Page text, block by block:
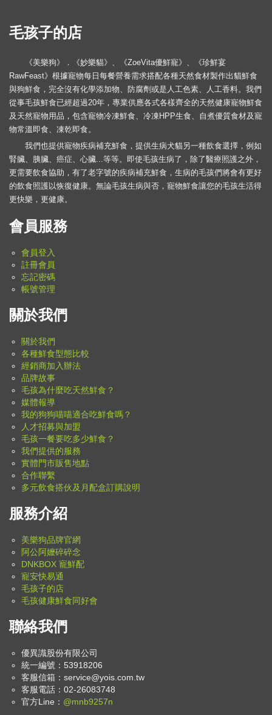
毛孩子的店
《美樂狗》．《妙樂貓》、《ZoeVita優鮮寵》、《珍鮮宴
RawFeast》根據寵物每日每餐營養需求搭配各種天然食材製作出貓鮮食
與狗鮮食，完全沒有化學添加物、防腐劑或是人工色素、人工香料。我們
從事毛孩鮮食已經超過20年，專業供應各式各樣齊全的天然健康寵物鮮食
及天然寵物用品，包含寵物冷凍鮮食、冷凍HPP生食、自煮優質食材及寵
物常溫即食、凍乾即食。
我們也提供寵物疾病補充鮮食，提供生病犬貓另一種飲食選擇，例如
腎臟、胰臟、癌症、心臟...等等。即使毛孩生病了，除了醫療照護之外，
更需要飲食協助，有了老字號的疾病補充鮮食，生病的毛孩們將會有更好
的飲食照護以恢復健康。無論毛孩生病與否，寵物鮮食讓您的毛孩生活得
更快樂，更健康。
會員服務
會員登入
註冊會員
忘記密碼
帳號管理
關於我們
關於我們
各種鮮食型態比較
經銷商加入辦法
品牌故事
毛孩為什麼吃天然鮮食？
媒體報導
我的狗狗喵喵適合吃鮮食嗎？
人才招募與加盟
毛孩一餐要吃多少鮮食？
我們提供的服務
實體門市販售地點
合作聯繫
多元飲食搭伙及月配盒訂購說明
服務介紹
美樂狗品牌官網
阿公阿嬤碎碎念
DNKBOX 寵鮮配
寵安快易通
毛孩子的店
毛孩健康鮮食同好會
聯絡我們
優異識股份有限公司
統一編號：53918206
客服信箱： service@yois.com.tw
客服電話：02-26083748
官方Line： @mnb9257n